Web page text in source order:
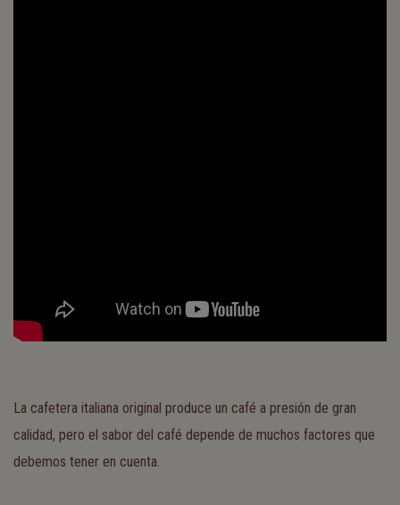
La cafetera italiana original produce un café a presión de gran
calidad, pero el sabor del café depende de muchos factores que
debemos tener en cuenta.